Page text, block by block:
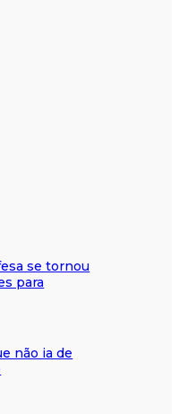
se tornou
para
não ia de